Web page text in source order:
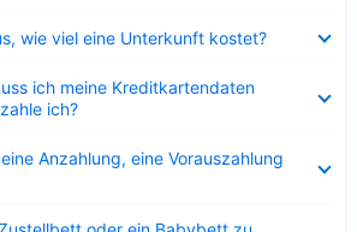
wie viel eine Unterkunft kostet?
ich meine Kreditkartendaten
ich?
Anzahlung, eine Vorauszahlung